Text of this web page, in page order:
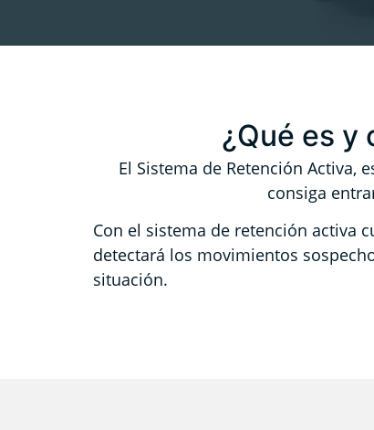
¿Qué es y
El Sistema de Retención Activa,
consiga
Con el sistema de retención activa c
detectará los movimientos
situación.